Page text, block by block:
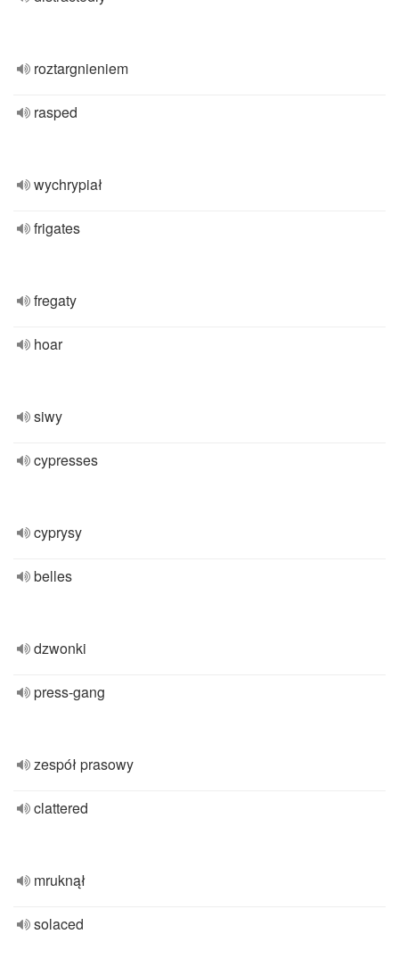
roztargnieniem
rasped
wychrypiał
frigates
fregaty
hoar
siwy
cypresses
cyprysy
belles
dzwonki
press-gang
zespół prasowy
clattered
mruknął
solaced